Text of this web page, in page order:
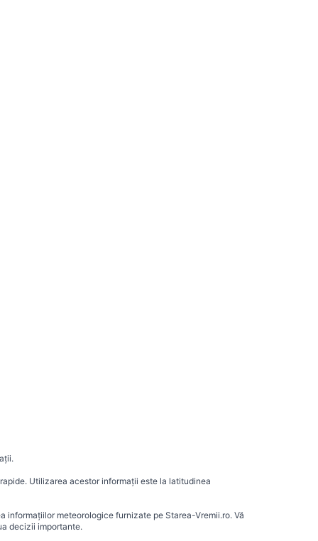
Utilizarea acestor informații este la latitudinea
meteorologice furnizate pe Starea-Vremii.ro. Vă
decizii importante.